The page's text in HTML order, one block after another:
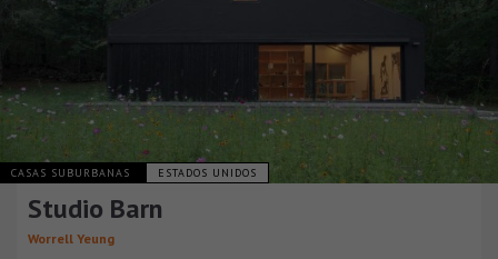
CASAS SUBURBANAS ESTADOS UNIDOS
Studio Barn
Worrell Yeung